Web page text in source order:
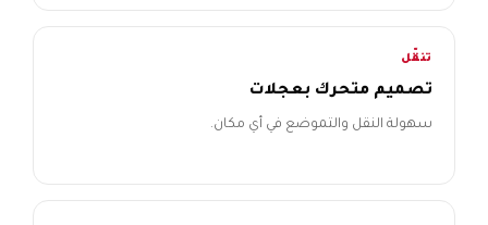
تنقّل
تصميم متحرك بعجلات
سهولة النقل والتموضع في أي مكان.